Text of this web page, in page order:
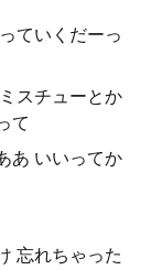
ていくだーっ
スチューとか
て
あ いいってか
忘れちゃった